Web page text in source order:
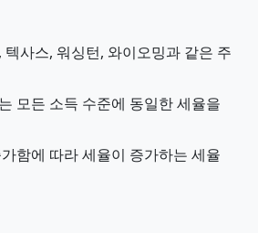
사스, 워싱턴, 와이오밍과 같은 주
모든 소득 수준에 동일한 세율을
함에 따라 세율이 증가하는 세율